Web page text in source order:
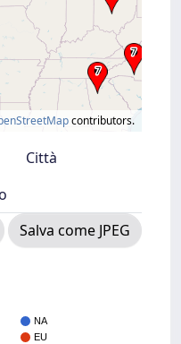
contributors.
Città
Salva come JPEG
NA
EU